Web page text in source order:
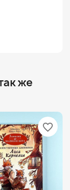
же
favorite_border